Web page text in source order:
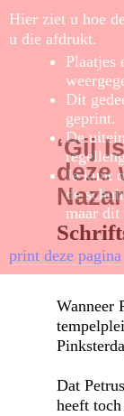
Hier ziet u hoe
u die afdrukt.
Plaatjes
Dit
geprint.
De
Je kunt
de
maar dit
print deze pagina
‘Gij
deze
Wanneer
Dat
heeft